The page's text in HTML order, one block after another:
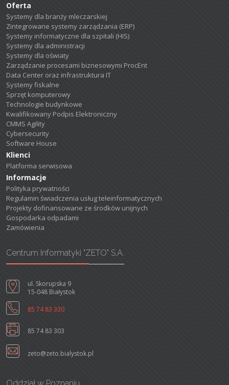
Oferta
Systemy dla branży mleczarskiej
Zintegrowane systemy zarządzania (ERP)
Systemy informatyczne dla szpitali (HIS)
Systemy dla administracji
Systemy dla oświaty
Zarządzanie procesami biznesowymi ProcEnt
Data Center oraz infrastruktura IT
Systemy fiskalne
Sprzęt komputerowy
Technologie budynkowe
Kwalifikowany Podpis Elektroniczny
CMMS Agility
Cybersecurity
Software House
Klienci
Platforma serwisowa
Informacje
Polityka prywatności
Regulamin świadczenia usług teleinformatycznych
Projekty dofinansowane ze środków unijnych
Gospodarka odpadami
Zamówienia
Centrum Informatyki "ZETO" S.A.
ul. Skorupska 9
15-048 Białystok
85 74 83 330
85 74 83 303
zeto@zeto.bialystok.pl